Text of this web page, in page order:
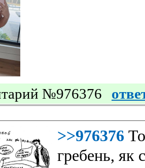
№976376
>>976376
гребень, як